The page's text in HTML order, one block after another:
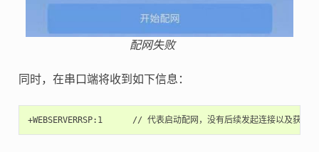
配网失败
同时，在串口端将收到如下信息：